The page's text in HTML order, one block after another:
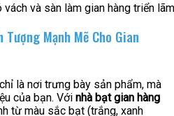
vách và sàn làm gian hàng triển
Mạnh Mẽ Cho Gian
là nơi trưng bày sản phẩm, mà
của bạn. Với nhà bạt gian hàng
từ màu sắc bạt (trắng, xanh